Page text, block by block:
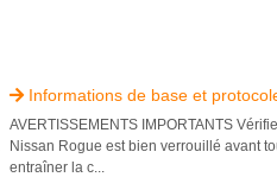
 Informations de base et
AVERTISSEMENTS IMPORTANTS
Nissan Rogue est bien verrouillé avant
entraîner la c...